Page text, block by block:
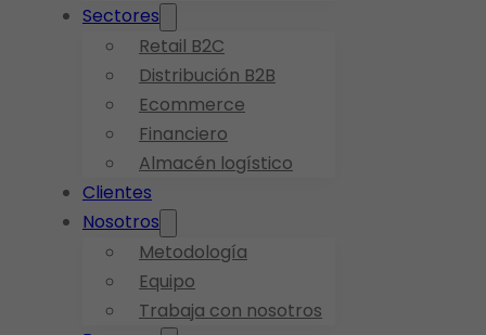
Sectores
Retail B2C
Distribución B2B
Ecommerce
Financiero
Almacén logístico
Clientes
Nosotros
Metodología
Equipo
Trabaja con nosotros